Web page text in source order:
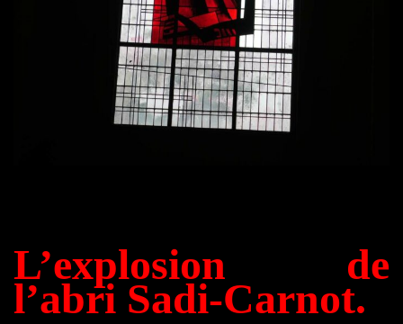
L’explosion de
l’abri Sadi-Carnot.